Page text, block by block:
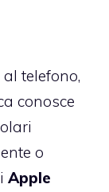
telefono,
conosce
o
Apple